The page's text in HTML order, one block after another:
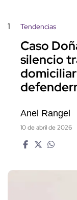
1 Tendencias
Caso
silencio
Anel Rangel
10 de abril de 2026